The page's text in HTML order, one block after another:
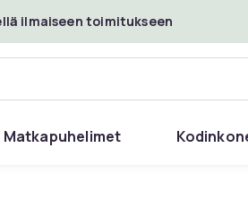
ilmaiseen toimitukseen
Matkapuhelimet